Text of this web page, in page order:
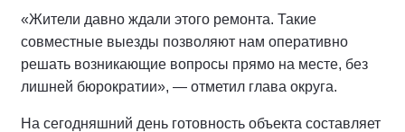
«Жители давно ждали этого ремонта. Такие
совместные выезды позволяют нам оперативно
решать возникающие вопросы прямо на месте, без
лишней бюрократии», — отметил глава округа.
На сегодняшний день готовность объекта составляет